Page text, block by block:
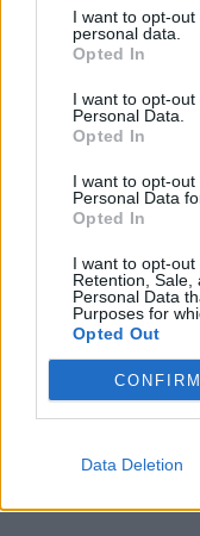
I want to opt-
personal data.
Opted In
I want to opt-
Personal Data.
Opted In
I want to opt-
Personal Data
Opted In
I want to opt-out
Retention, Sale,
Personal Data
Purposes for
Opted Out
CONFIRM
Data Deletion